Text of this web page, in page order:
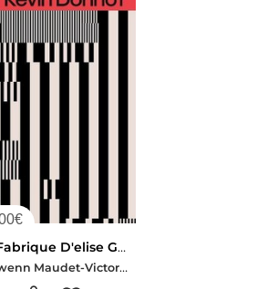
€
La Fabrique D'elise Gay & Kevin Donnot
Nolwenn Maudet-Victor Guegan